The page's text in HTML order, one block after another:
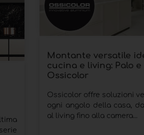
Montante versatile
cucina e living: Palo
Ossicolor
Ossicolor offre soluzioni
ogni angolo della casa,
al living fino alla camera...